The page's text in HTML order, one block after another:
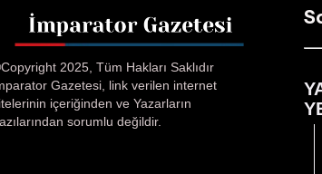
2025, Tüm Hakları Saklıdır
Gazetesi, link verilen internet
içeriğinden ve Yazarların
sorumlu değildir.